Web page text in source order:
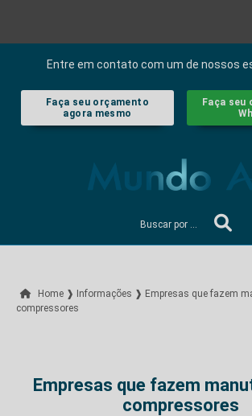
Entre em contato com um de nossos
Faça seu orçamento
agora mesmo
Faça
Home ❱ Informações ❱ Empresas que fazem
compressores
Empresas que fazem
compressores